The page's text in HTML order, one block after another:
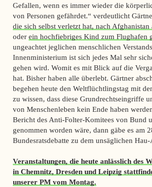
Gefallen, wenn es immer wieder die
von Personen gefährdet.“ verdeutlicht
die sich selbst verletzt hat, nach Afghanistan
oder ein hochfiebriges Kind zum Flughafen
ungeachtet jeglichen menschlichen
Innenministerium ist sich jedes Mal sehr
gehen wird. Womit es mit Blick auf die
hat. Bisher haben alle überlebt. Gärtner
begehen heute den Weltflüchtlingstag mit
zu wissen, dass diese Grundrechtseingriffe
von Menschenleben kein Ende haben
Bericht des Anti-Folter-Komitees von Bund
genommen worden wäre, dann gäbe es am
Bundesratsdebatte zu dem unsäglichen Hau-
Veranstaltungen, die heute anlässlich des
in Chemnitz, Dresden und Leipzig
unserer PM vom Montag.